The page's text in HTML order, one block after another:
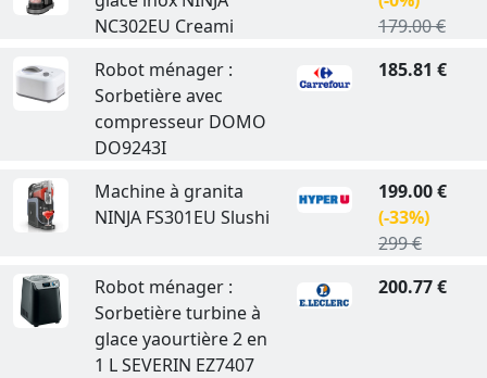
NC302EU Creami
179.00 €
Robot ménager :
Sorbetière avec
compresseur DOMO
DO9243I
185.81 €
Machine à granita
NINJA FS301EU Slushi
199.00 €
(-33%)
299 €
Robot ménager :
Sorbetière turbine à
glace yaourtière 2 en
1 L SEVERIN EZ7407
200.77 €